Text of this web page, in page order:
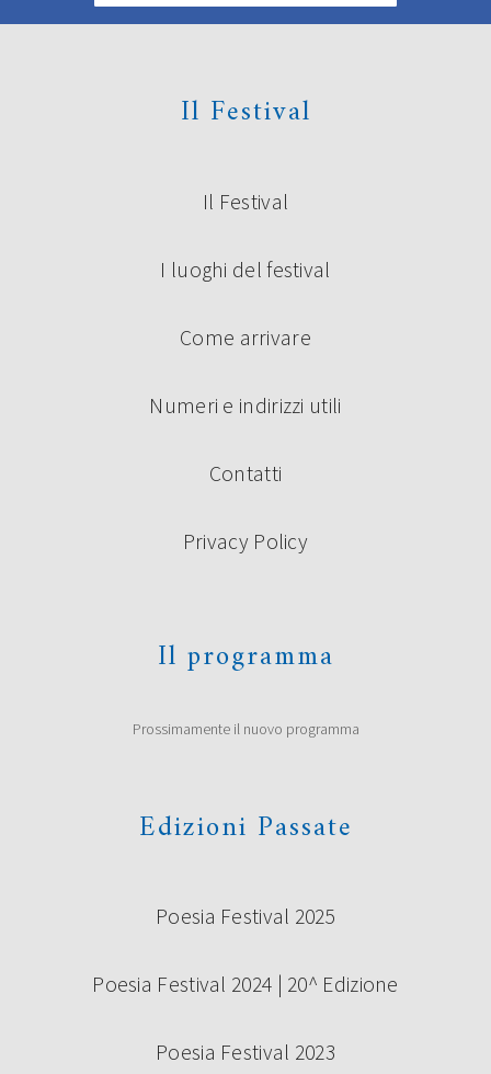
Il Festival
Il Festival
I luoghi del festival
Come arrivare
Numeri e indirizzi utili
Contatti
Privacy Policy
Il programma
Prossimamente il nuovo programma
Edizioni Passate
Poesia Festival 2025
Poesia Festival 2024 | 20^ Edizione
Poesia Festival 2023